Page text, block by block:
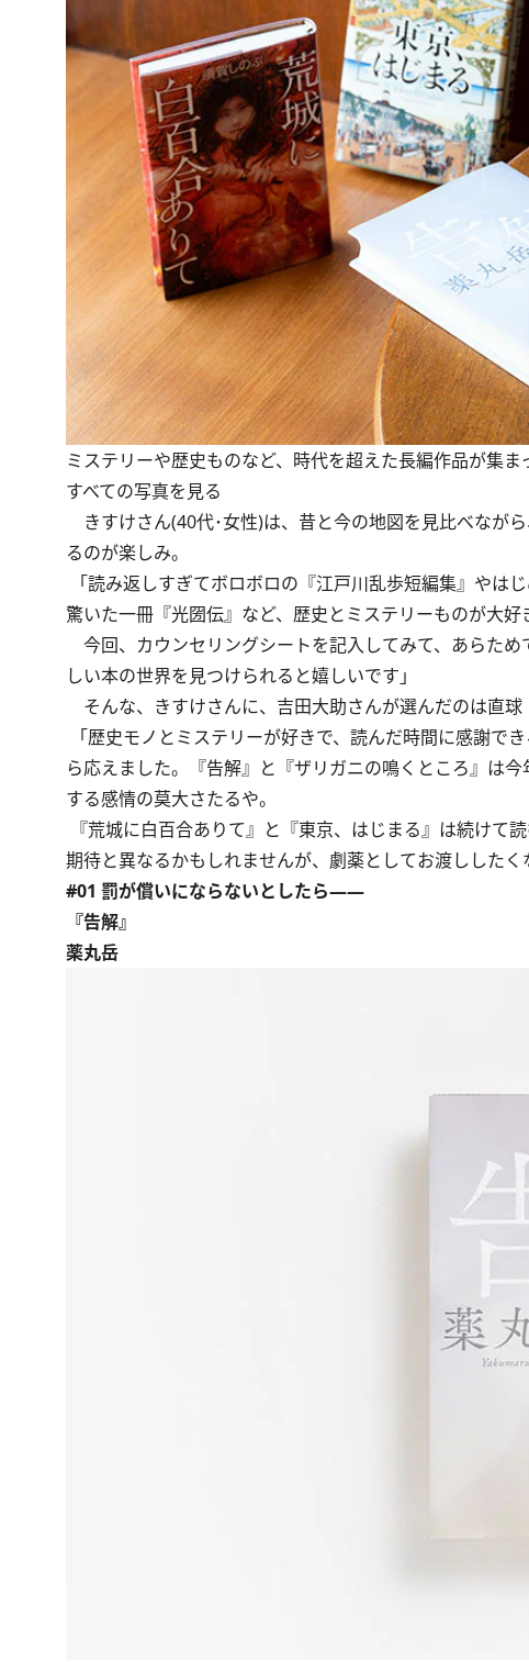
ミステリーや歴史ものなど、時代を超えた長編作品が集ま
すべての写真を見る
きすけさん(40代･女性)は、昔と今の地図を見比べなが
るのが楽しみ。
「読み返しすぎてボロボロの『江戸川乱歩短編集』やは
驚いた一冊『光圀伝』など、歴史とミステリーものが大好
今回、カウンセリングシートを記入してみて、あらた
しい本の世界を見つけられると嬉しいです」
そんな、きすけさんに、吉田大助さんが選んだのは直球
「歴史モノとミステリーが好きで、読んだ時間に感謝
ら応えました。『告解』と『ザリガニの鳴くところ』は
する感情の莫大さたるや。
『荒城に白百合ありて』と『東京、はじまる』は続けて
期待と異なるかもしれませんが、劇薬としてお渡ししたく
#01 罰が償いにならないとしたら――
『告解』
薬丸岳